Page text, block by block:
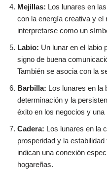
Mejillas: Los lunares en
con la energía creativa y el
interpretarse como un
Labio: Un lunar en el labio
signo de buena
También se asocia con la
Barbilla: Los lunares en la
determinación y la
éxito en los negocios y
Cadera: Los lunares en la
prosperidad y la
indican una conexión
hogareñas.